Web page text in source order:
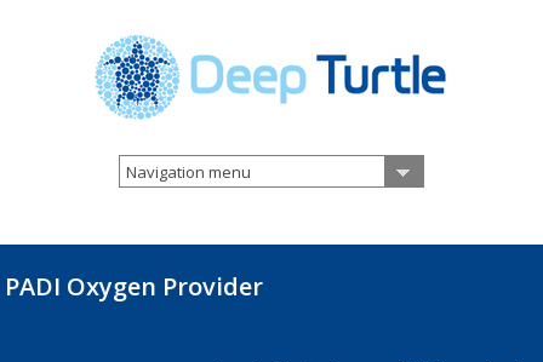
Navigation menu
PADI Oxygen Provider